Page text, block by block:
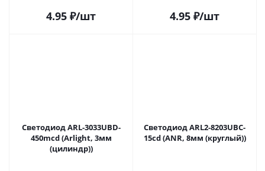
4.95 ₽/шт 4.95 ₽/шт
Светодиод ARL-3033UBD-
450mcd (Arlight, 3мм
(цилиндр))
Светодиод ARL2-8203UBC-
15cd (ANR, 8мм (круглый))